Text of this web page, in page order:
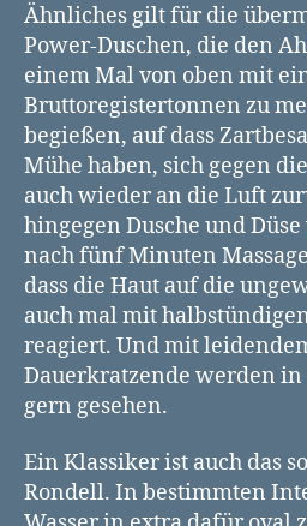
Ähnliches gilt für die
Power-Duschen, die den
einem Mal von oben mit
Bruttoregistertonnen zu
begießen, auf dass
Mühe haben, sich gegen
auch wieder an die Luft
hingegen Dusche und
nach fünf Minuten
dass die Haut auf die
auch mal mit
reagiert. Und mit
Dauerkratzende werden
gern gesehen.
Ein Klassiker ist auch das
Rondell. In bestimmten